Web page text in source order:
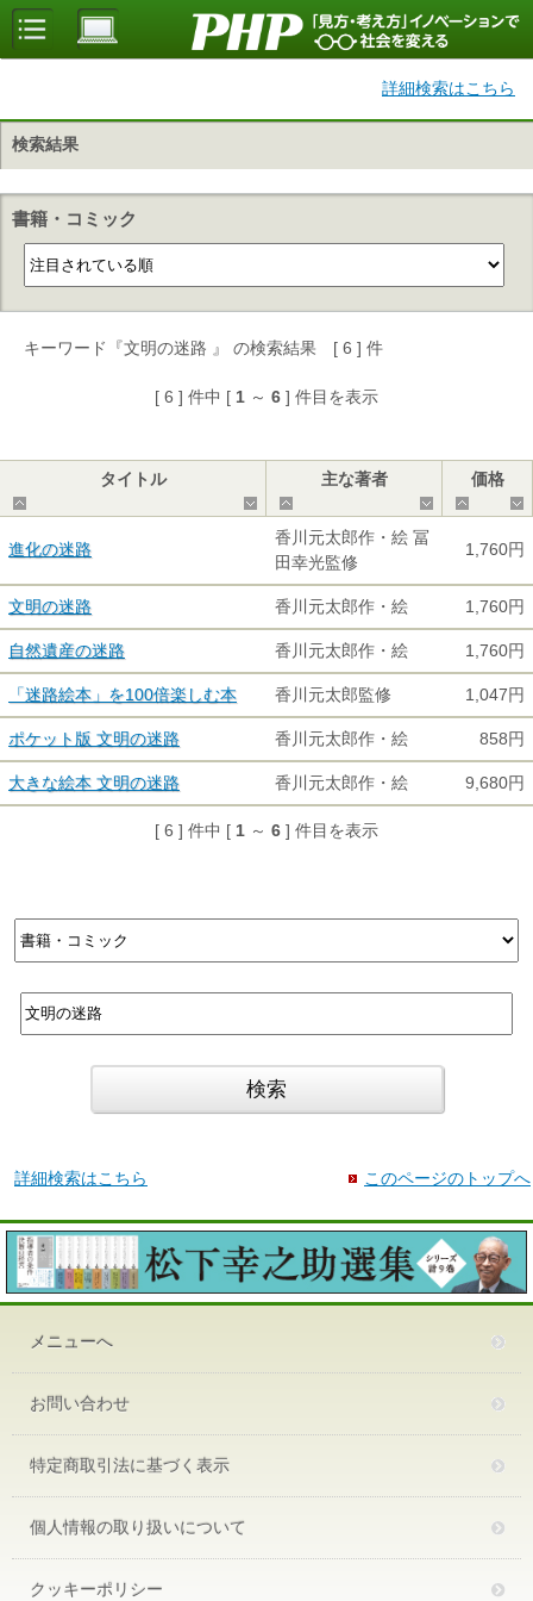
詳細検索はこちら
検索結果
書籍・コミック
キーワード『文明の迷路 』 の検索結果 [ 6 ] 件
[ 6 ] 件中 [ 1 ～ 6 ] 件目を表示
タイトル
主な著者
価格
進化の迷路
香川元太郎作・絵 冨
田幸光監修
1,760円
文明の迷路 香川元太郎作・絵 1,760円
自然遺産の迷路 香川元太郎作・絵 1,760円
「迷路絵本」を100倍楽しむ本 香川元太郎監修 1,047円
ポケット版 文明の迷路 香川元太郎作・絵 858円
大きな絵本 文明の迷路 香川元太郎作・絵 9,680円
[ 6 ] 件中 [ 1 ～ 6 ] 件目を表示
詳細検索はこちら このページのトップへ
メニューへ
お問い合わせ
特定商取引法に基づく表示
個人情報の取り扱いについて
クッキーポリシー